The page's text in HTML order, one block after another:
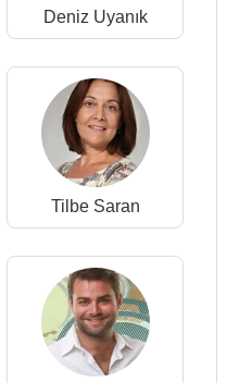
Deniz Uyanık
Tilbe Saran